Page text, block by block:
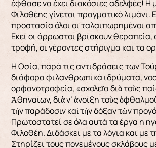
έφθασε να έχει διακόσιες αδελφές! Η
Φιλοθέης γίνεται πραγματικό λιμάνι.
προστασία όλοι οι ταλαιπωρημένοι
Εκεί οι άρρωστοι βρίσκουν θεραπεία,
τροφή, οι γέροντες στήριγμα και τα
Η Οσία, παρά τις αντιδράσεις των
διάφορα φιλανθρωπικά ιδρύματα,
ορφανοτροφεία, «σχολεῖα διὰ τοὺς
Ἀθηναίων, διὰ ν’ ἀνοίξη τοὺς
τὴν παράδοσιν καὶ τὴν δόξαν τῶν
Πρωτοστατεί σε όλα αυτά τα έργα η
Φιλοθέη. Διδάσκει με τα λόγια και με
Στηρίζει τους πονεμένους σκλάβους